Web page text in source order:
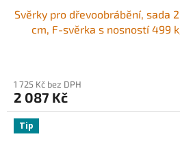
Svěrky pro dřevoobrábění, sada
cm, F-svěrka s nosností 499
1 725 Kč bez DPH
2 087 Kč
Tip